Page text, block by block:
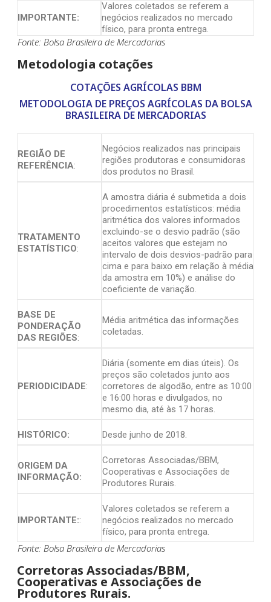
IMPORTANTE:
Valores coletados se referem a
negócios realizados no mercado
físico, para pronta entrega.
Fonte: Bolsa Brasileira de Mercadorias
Metodologia cotações
COTAÇÕES AGRÍCOLAS BBM
METODOLOGIA DE PREÇOS AGRÍCOLAS DA BOLSA
BRASILEIRA DE MERCADORIAS
REGIÃO DE
REFERÊNCIA:
Negócios realizados nas principais
regiões produtoras e consumidoras
dos produtos no Brasil.
TRATAMENTO
ESTATÍSTICO:
A amostra diária é submetida a dois
procedimentos estatísticos: média
aritmética dos valores informados
excluindo-se o desvio padrão (são
aceitos valores que estejam no
intervalo de dois desvios-padrão para
cima e para baixo em relação à média
da amostra em 10%) e análise do
coeficiente de variação.
BASE DE
PONDERAÇÃO
DAS REGIÕES:
Média aritmética das informações
coletadas.
PERIODICIDADE:
Diária (somente em dias úteis). Os
preços são coletados junto aos
corretores de algodão, entre as 10:00
e 16:00 horas e divulgados, no
mesmo dia, até às 17 horas.
HISTÓRICO: Desde junho de 2018.
ORIGEM DA
INFORMAÇÃO:
Corretoras Associadas/BBM,
Cooperativas e Associações de
Produtores Rurais.
IMPORTANTE::
Valores coletados se referem a
negócios realizados no mercado
físico, para pronta entrega.
Fonte: Bolsa Brasileira de Mercadorias
Corretoras Associadas/BBM,
Cooperativas e Associações de
Produtores Rurais.